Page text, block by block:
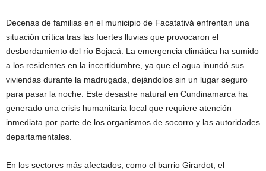
Decenas de familias en el municipio de Facatativá enfrentan una
situación crítica tras las fuertes lluvias que provocaron el
desbordamiento del río Bojacá. La emergencia climática ha sumido
a los residentes en la incertidumbre, ya que el agua inundó sus
viviendas durante la madrugada, dejándolos sin un lugar seguro
para pasar la noche. Este desastre natural en Cundinamarca ha
generado una crisis humanitaria local que requiere atención
inmediata por parte de los organismos de socorro y las autoridades
departamentales.
En los sectores más afectados, como el barrio Girardot, el